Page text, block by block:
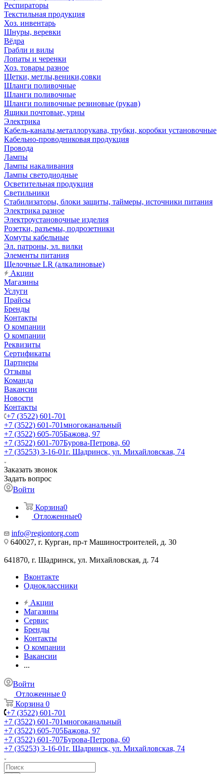
Респираторы
Текстильная продукция
Хоз. инвентарь
Шнуры, веревки
Вёдра
Грабли и вилы
Лопаты и черенки
Хоз. товары разное
Щетки, метлы,веники,совки
Шланги поливочные
Шланги поливочные
Шланги поливочные резиновые (рукав)
Ящики почтовые, урны
Электрика
Кабель-каналы,металлорукава, трубки, коробки установочные
Кабельно-проводниковая продукция
Провода
Лампы
Лампы накаливания
Лампы светодиодные
Осветительная продукция
Светильники
Стабилизаторы, блоки защиты, таймеры, источники питания
Электрика разное
Электроустановочные изделия
Розетки, разъемы, подрозетники
Хомуты кабельные
Эл. патроны, эл. вилки
Элементы питания
Щелочные LR (алкалиновые)
Акции
Магазины
Услуги
Прайсы
Бренды
Контакты
О компании
О компании
Реквизиты
Сертификаты
Партнеры
Отзывы
Команда
Вакансии
Новости
Контакты
+7 (3522) 601-701
+7 (3522) 601-701многоканальный
+7 (3522) 605-705Бажова, 97
+7 (3522) 601-707Бурова-Петрова, 60
+7 (35253) 3-16-01г. Шадринск, ул. Михайловская, 74
Заказать звонок
Задать вопрос
Войти
Корзина0
Отложенные0
info@regiontorg.com
640027, г. Курган, пр-т Машиностроителей, д. 30
641870, г. Шадринск, ул. Михайловская, д. 74
Вконтакте
Одноклассники
Акции
Магазины
Сервис
Бренды
Контакты
О компании
Вакансии
...
Войти
Отложенные 0
Корзина 0
+7 (3522) 601-701
+7 (3522) 601-701многоканальный
+7 (3522) 605-705Бажова, 97
+7 (3522) 601-707Бурова-Петрова, 60
+7 (35253) 3-16-01г. Шадринск, ул. Михайловская, 74